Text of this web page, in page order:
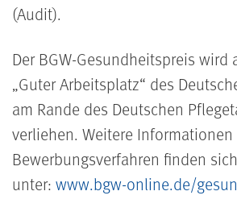
(Audit).
Der BGW-Gesundheitspreis wird
„Guter Arbeitsplatz“ des
am Rande des Deutschen
verliehen. Weitere Informationen
Bewerbungsverfahren finden sich
unter: www.bgw-online.de/